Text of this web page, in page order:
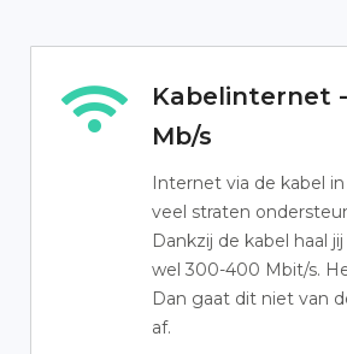
Kabelinternet
Mb/s
Internet via de kabel
veel straten
Dankzij de kabel haal
wel 300-400 Mbit/s.
Dan gaat dit niet van
af.